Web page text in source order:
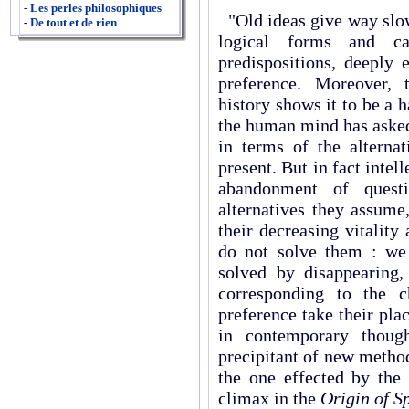
- Les perles philosophiques
- De tout et de rien
"Old ideas give way
logical forms and
predispositions, deeply
preference.
history shows it to be a
the human mind has
in terms of the
present. But in fact
abandonment of
alternatives they
their decreasing vitality
do not solve them :
solved by
corresponding to the
preference take their
in contemporary
precipitant of new
the one effected by
climax in the Origin of